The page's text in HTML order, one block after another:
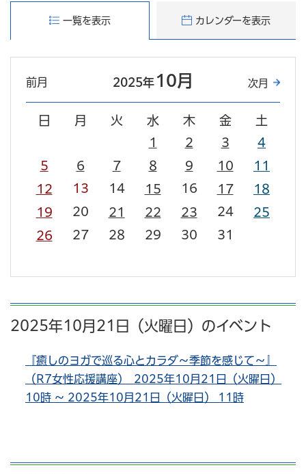
一覧を表示 カレンダーを表示
2025年 10月
前月 次月
日 月 火 水 木 金
土
1
2 3
4
5
6 7 8 9 10
11
12
13 14 15 16 17
18
19
20 21 22 23 24
25
26
27 28 29 30 31
2025年10月21日（火曜日）のイベント
『癒しのヨガで巡る心とカラダ～季節を感じて～』
（R7女性応援講座） 2025年10月21日（火曜日）
10時 ～ 2025年10月21日（火曜日） 11時